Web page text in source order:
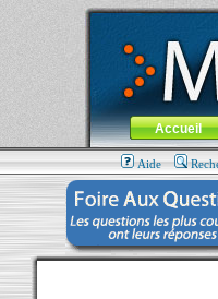
MacBook-fr.com : 100%
Aller au contenu-
Menu général
Accueil
Aide